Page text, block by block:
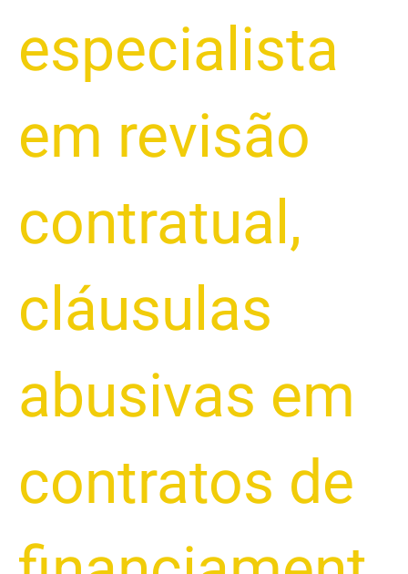
especialista
em revisão
contratual ,
cláusulas
abusivas em
contratos de